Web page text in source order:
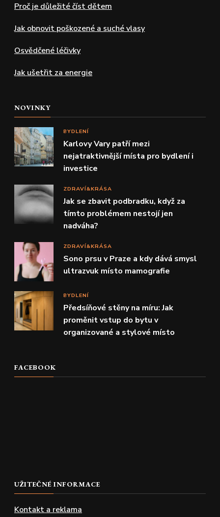
Proč je důležité číst dětem
Jak obnovit poškozené a suché vlasy
Osvědčené léčivky
Jak ušetřit za energie
NOVINKY
BYDLENÍ
Karlovy Vary patří mezi
nejatraktivnější místa pro bydlení i
investice
ZDRAVÍ&KRÁSA
Jak se zbavit podbradku, když za
tímto problémem nestojí jen
nadváha?
ZDRAVÍ&KRÁSA
Sono prsu v Praze a kdy dává smysl
ultrazvuk místo mamografie
BYDLENÍ
Předsíňové stěny na míru: Jak
proměnit vstup do bytu v
organizované a stylové místo
FACEBOOK
UŽITEČNÉ INFORMACE
Kontakt a reklama